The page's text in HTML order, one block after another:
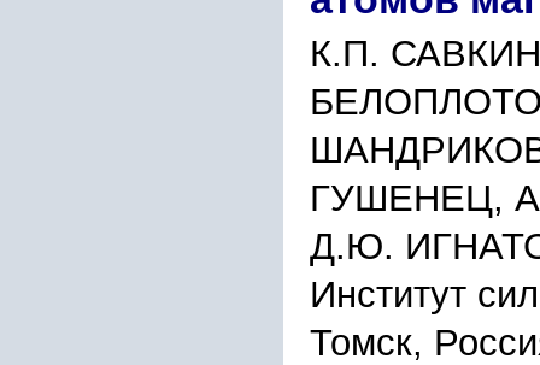
К.П.
ГУШЕНЕЦ,
Д.Ю.
Институт
Томск,